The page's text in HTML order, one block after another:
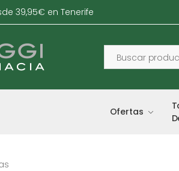
39,95€ en Tenerife
Ofertas